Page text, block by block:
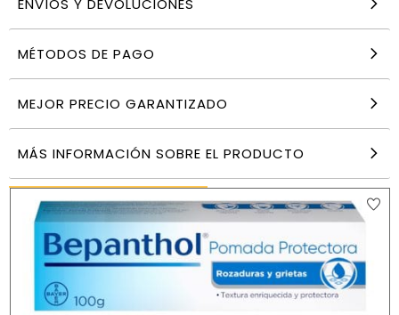
ENVÍOS Y DEVOLUCIONES
MÉTODOS DE PAGO
MEJOR PRECIO GARANTIZADO
MÁS INFORMACIÓN SOBRE EL PRODUCTO
Extra (14 kg+) Pack 144 Unidades
50,49€
AÑADIR
PRODUCTOS SIMILARES